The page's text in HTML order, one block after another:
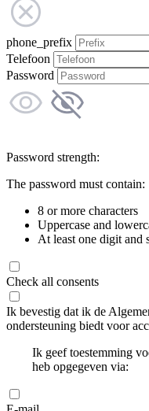
phone_prefix
Telefoon
Password
Password strength:
The password must contain:
8 or more characters
Uppercase and
At least one digit and
Check all consents
Ik bevestig dat ik de
ondersteuning biedt voor
Ik geef toestemming
heb opgegeven via: